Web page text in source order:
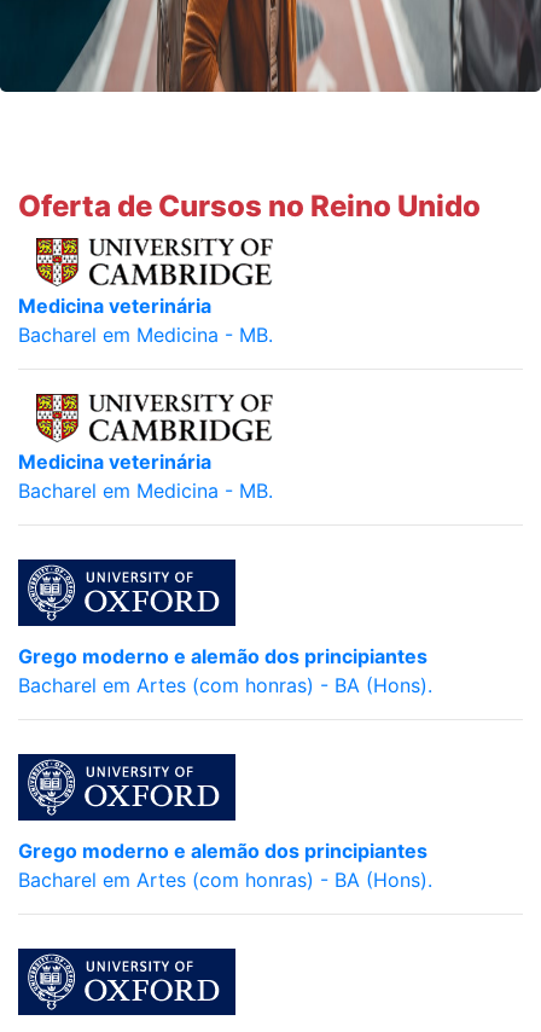
Oferta de Cursos no Reino Unido
Medicina veterinária
Bacharel em Medicina - MB.
Medicina veterinária
Bacharel em Medicina - MB.
Grego moderno e alemão dos principiantes
Bacharel em Artes (com honras) - BA (Hons).
Grego moderno e alemão dos principiantes
Bacharel em Artes (com honras) - BA (Hons).